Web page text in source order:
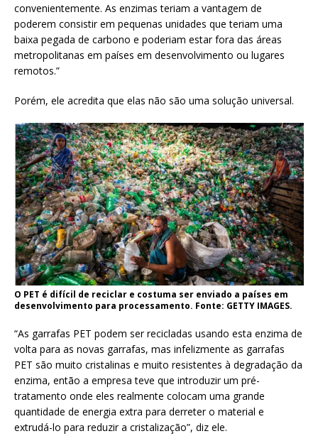
convenientemente. As enzimas teriam a vantagem de
poderem consistir em pequenas unidades que teriam uma
baixa pegada de carbono e poderiam estar fora das áreas
metropolitanas em países em desenvolvimento ou lugares
remotos.”
Porém, ele acredita que elas não são uma solução universal.
O PET é difícil de reciclar e costuma ser enviado a países em
desenvolvimento para processamento. Fonte: GETTY IMAGES.
“As garrafas PET podem ser recicladas usando esta enzima de
volta para as novas garrafas, mas infelizmente as garrafas
PET são muito cristalinas e muito resistentes à degradação da
enzima, então a empresa teve que introduzir um pré-
tratamento onde eles realmente colocam uma grande
quantidade de energia extra para derreter o material e
extrudá-lo para reduzir a cristalização”, diz ele.